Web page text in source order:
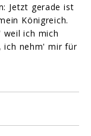
Jetzt gerade ist
Königreich.
weil ich mich
ich nehm' mir für